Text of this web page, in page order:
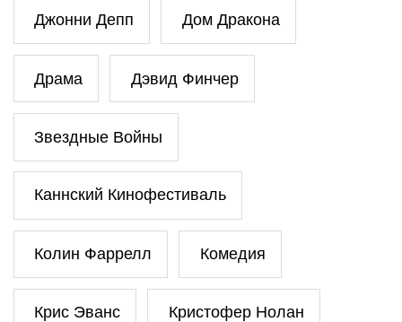
Джонни Депп Дом Дракона
Драма Дэвид Финчер
Звездные Войны
Каннский Кинофестиваль
Колин Фаррелл Комедия
Крис Эванс Кристофер Нолан